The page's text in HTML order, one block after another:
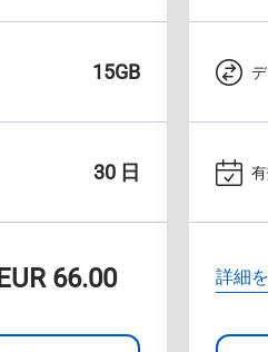
15GB
30 日
EUR66.00 詳細